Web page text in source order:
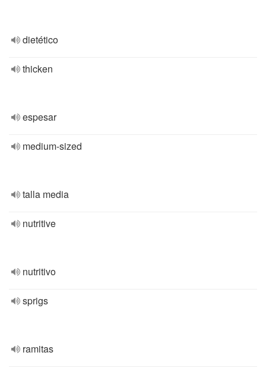
dietético
thicken
espesar
medium-sized
talla media
nutritive
nutritivo
sprigs
ramitas